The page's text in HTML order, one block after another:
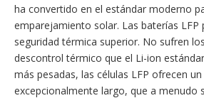
ha convertido en el estándar moderno
emparejamiento solar. Las baterías LFP
seguridad térmica superior. No sufren
descontrol térmico que el Li-ion
más pesadas, las células LFP ofrecen
excepcionalmente largo, que a menudo